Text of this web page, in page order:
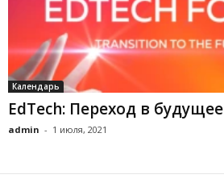
Календарь
EdTech: Переход в будущее
admin - 1 июля, 2021